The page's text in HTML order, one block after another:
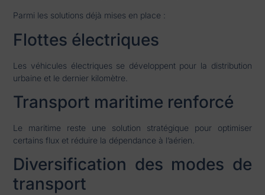
Parmi les solutions déjà mises en place :
Flottes électriques
Les véhicules électriques se développent pour la distribution
urbaine et le dernier kilomètre.
Transport maritime renforcé
Le maritime reste une solution stratégique pour optimiser
certains flux et réduire la dépendance à l’aérien.
Diversification des modes de
transport